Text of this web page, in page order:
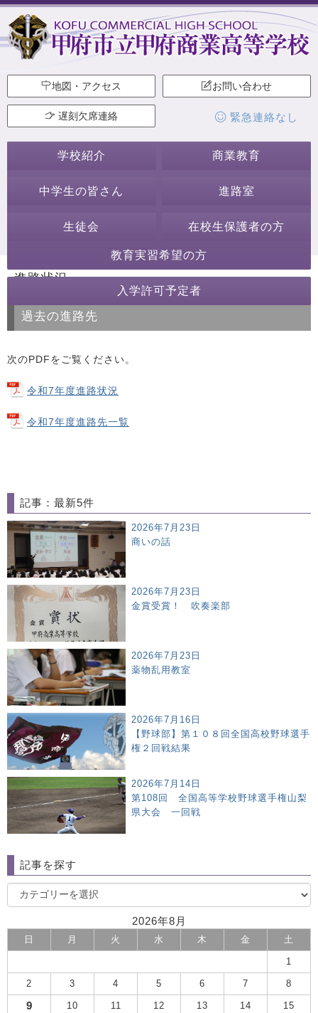
地図・アクセス お問い合わせ
遅刻欠席連絡 緊急連絡なし
学校紹介 商業教育
中学生の皆さん 進路室
生徒会 在校生保護者の方
教育実習希望の方
入学許可予定者
進路状況
過去の進路先
次のPDFをご覧ください。
令和7年度進路状況
令和7年度進路先一覧
記事：最新5件
2026年7月23日
商いの話
2026年7月23日
金賞受賞！ 吹奏楽部
2026年7月23日
薬物乱用教室
2026年7月16日
【野球部】第１０８回全国高校野球選手
権２回戦結果
2026年7月14日
第108回 全国高等学校野球選手権山梨
県大会 一回戦
記事を探す
2026年8月
日 月 火 水 木 金 土
1
2 3 4 5 6 7 8
9 10 11 12 13 14 15